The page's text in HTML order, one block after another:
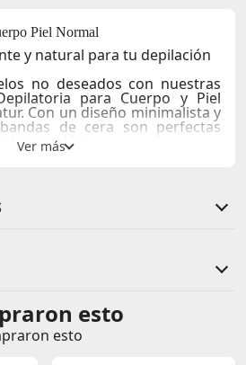
Piel Normal
y natural para tu depilación
no deseados con nuestras
para Cuerpo y Piel
. Con un diseño minimalista y
de cera son perfectas
ocasión.
bandas están impregnadas de
enriquecida con té matcha
rápidamente y disfruta de una
pelos.
clientes
que compraron este producto
esto
esto